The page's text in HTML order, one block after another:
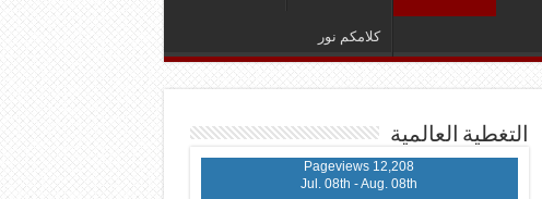
كلامكم نور
التغطية العالمية
12,208 Pageviews
Jul. 08th - Aug. 08th